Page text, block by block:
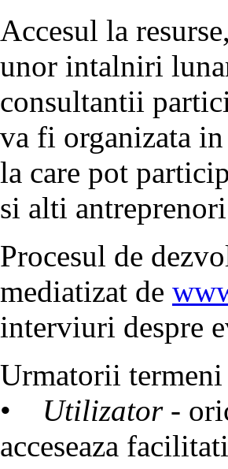
Accesul la
unor intalniri
consultantii
va fi organizata
la care pot
si alti
Procesul de
mediatizat de
interviuri despre
Urmatorii
• Utilizator-
acceseaza